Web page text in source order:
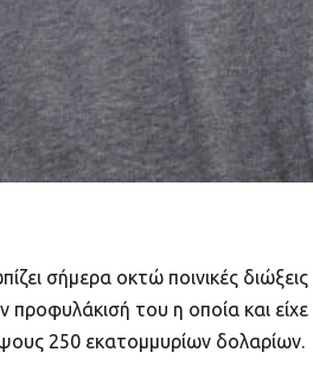
σήμερα οκτώ ποινικές
του η οποία και είχε
250 εκατομμυρίων δολαρίων.